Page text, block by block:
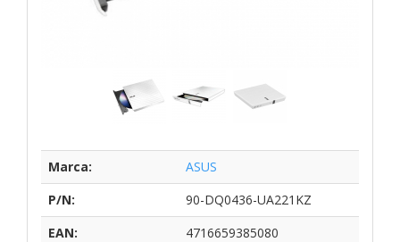
Marca:
ASUS
P/N:
90-DQ0436-UA221KZ
EAN:
4716659385080